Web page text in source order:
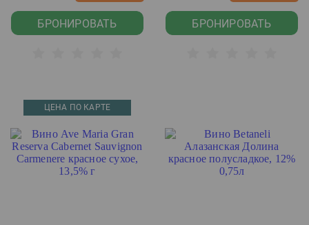
БРОНИРОВАТЬ БРОНИРОВАТЬ
ЦЕНА ПО КАРТЕ